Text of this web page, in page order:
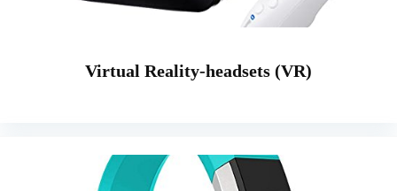
Virtual Reality-headsets (VR)